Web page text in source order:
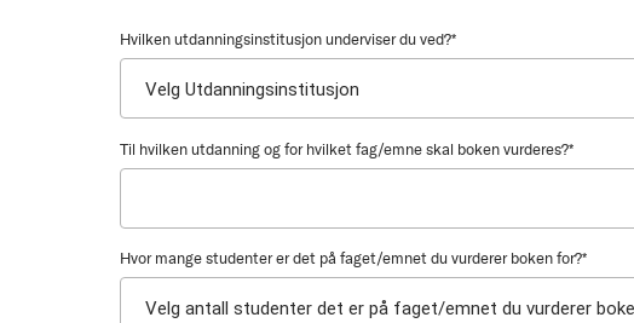
Hvilken utdanningsinstitusjon underviser du ved?*
Til hvilken utdanning og for hvilket fag/emne skal boken vurderes?*
Hvor mange studenter er det på faget/emnet du vurderer boken for?*